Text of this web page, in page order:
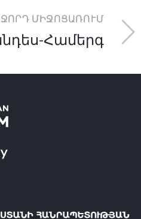
ՄԻՋՈՑԱՌՈՒՄ
Համերգ